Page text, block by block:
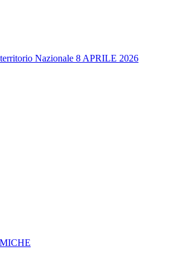
Nazionale 8 APRILE 2026